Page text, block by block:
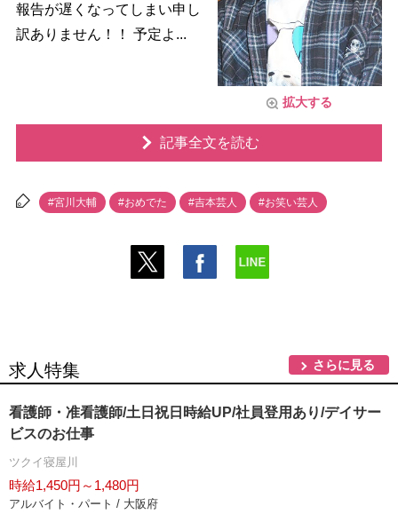
拡大する
報告が遅くなってしまい申し
訳ありません！！ 予定よ...
記事全文を読む
#宮川大輔 #おめでた #吉本芸人 #お笑い芸人
求人特集 さらに見る
看護師・准看護師/土日祝日時給UP/社員登用あり/デイサー
ビスのお仕事
ツクイ寝屋川
時給1,450円～1,480円
アルバイト・パート / 大阪府